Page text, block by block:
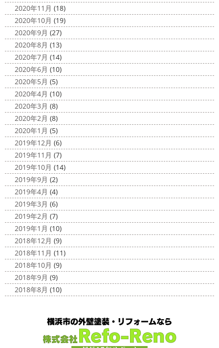
2020年11月 (18)
2020年10月 (19)
2020年9月 (27)
2020年8月 (13)
2020年7月 (14)
2020年6月 (10)
2020年5月 (5)
2020年4月 (10)
2020年3月 (8)
2020年2月 (8)
2020年1月 (5)
2019年12月 (6)
2019年11月 (7)
2019年10月 (14)
2019年9月 (2)
2019年4月 (4)
2019年3月 (6)
2019年2月 (7)
2019年1月 (10)
2018年12月 (9)
2018年11月 (11)
2018年10月 (9)
2018年9月 (9)
2018年8月 (10)